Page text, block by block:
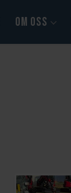
OM OSS